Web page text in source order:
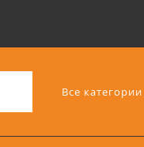
Все категории